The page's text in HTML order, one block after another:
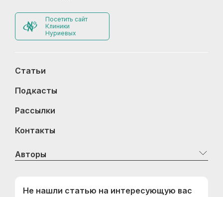
Посетить сайт
Клиники
Нуриевых
Статьи
Подкасты
Рассылки
Контакты
Авторы
Не нашли статью на интересующую вас